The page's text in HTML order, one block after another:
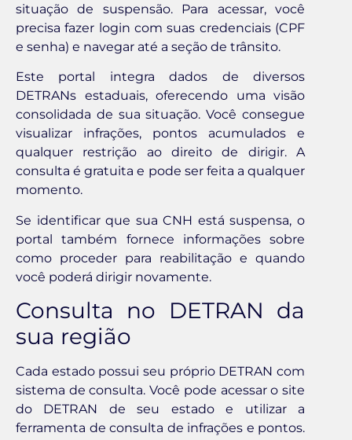
situação de suspensão. Para acessar, você
precisa fazer login com suas credenciais (CPF
e senha) e navegar até a seção de trânsito.
Este portal integra dados de diversos
DETRANs estaduais, oferecendo uma visão
consolidada de sua situação. Você consegue
visualizar infrações, pontos acumulados e
qualquer restrição ao direito de dirigir. A
consulta é gratuita e pode ser feita a qualquer
momento.
Se identificar que sua CNH está suspensa, o
portal também fornece informações sobre
como proceder para reabilitação e quando
você poderá dirigir novamente.
Consulta no DETRAN da
sua região
Cada estado possui seu próprio DETRAN com
sistema de consulta. Você pode acessar o site
do DETRAN de seu estado e utilizar a
ferramenta de consulta de infrações e pontos.